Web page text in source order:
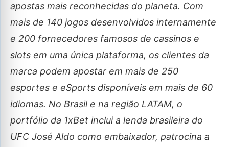
apostas mais reconhecidas do planeta. Com
mais de 140 jogos desenvolvidos internamente
e 200 fornecedores famosos de cassinos e
slots em uma única plataforma, os clientes da
marca podem apostar em mais de 250
esportes e eSports disponíveis em mais de 60
idiomas. No Brasil e na região LATAM, o
portfólio da 1xBet inclui a lenda brasileira do
UFC José Aldo como embaixador, patrocina a